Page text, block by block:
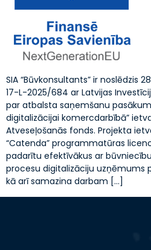
SIA “Būvkonsultants” ir noslēdzis
17-L-2025/684 ar Latvijas
par atbalsta saņemšanu
digitalizācijai komercdarbībā”
Atveseļošanās fonds. Projekta
“Catenda” programmatūras
padarītu efektīvākus ar
procesu digitalizāciju uzņēmums
kā arī samazina darbam […]